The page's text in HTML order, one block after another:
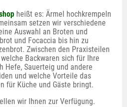
heißt es: Ärmel hochkrempeln
setzen wir verschiedene
Auswahl an Broten und
und Focaccia bis hin zu
Zwischen den Praxisteilen
Backwaren sich für Ihre
Hefe, Sauerteig und andere
und welche Vorteile das
für Küche und Gäste bringt.
wir Ihnen zur Verfügung.